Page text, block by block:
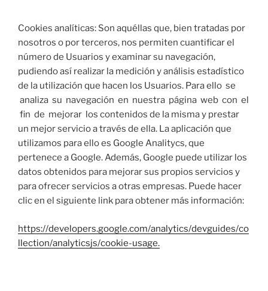
Cookies analíticas: Son aquéllas que, bien tratadas por
nosotros o por terceros, nos permiten cuantificar el
número de Usuarios y examinar su navegación,
pudiendo así realizar la medición y análisis estadístico
de la utilización que hacen los Usuarios. Para ello se
analiza su navegación en nuestra página web con el
fin de mejorar los contenidos de la misma y prestar
un mejor servicio a través de ella. La aplicación que
utilizamos para ello es Google Analitycs, que
pertenece a Google. Además, Google puede utilizar los
datos obtenidos para mejorar sus propios servicios y
para ofrecer servicios a otras empresas. Puede hacer
clic en el siguiente link para obtener más información:
https://developers.google.com/analytics/devguides/co
llection/analyticsjs/cookie-usage.